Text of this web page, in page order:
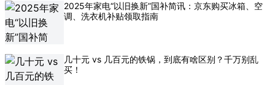
2025年家电“以旧换新”国补简讯：京东购买冰箱、空
调、洗衣机补贴领取指南
几十元 vs 几百元的铁锅，到底有啥区别？千万别乱
买！